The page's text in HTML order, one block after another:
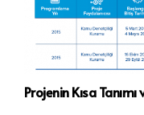
Projenin Kısa